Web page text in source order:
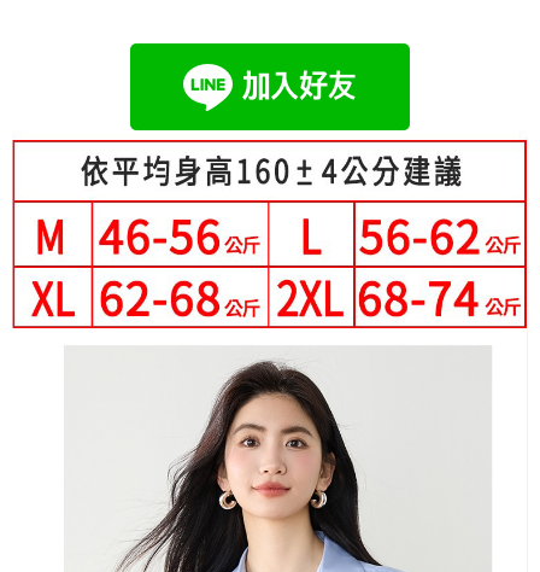
4.訂單成立30分鐘內，如未前往確認交易或遇審核未通過，訂單將自動取
消。如遇「轉專審核」未通過狀況，表示未達大哥付你分期系統評分，恕無
1.分期款項不併入電信帳單，「大哥付你分期」於每月結算日後寄送繳費提
醒簡訊。
2.透過簡訊連結打開帳單後，可選擇「超商條碼／台灣大直營門市／銀行轉
帳／街口支付／iPASS MONEY」等通路繳費。
【注意事項】
1.本服務係由「台灣大哥大股份有限公司」（以下簡稱本公司）所提供，讓
用戶於交易時，得透過本服務購買商品或服務，並由商店將買賣／分期付款
買賣價金債權讓與本公司後，依約使用本公司帳單繳交帳款。
2.基於同意付款使用「大哥付你分期」之契約關係目的，商店將以您的個人
資料（包含姓名、電話或地址）提供予台灣大哥大進項蒐集、處理及利用，
由本公司與您本人進行分期帳單所需資料之確認、核對及更正。
3.完整用戶服務條款，請詳閱以下連結：https://oppay.tw/userRule
１．簡單：不需註冊會員、不需綁卡、不需儲值。
２．便利：只要手機號碼，簡訊認證，即可結帳。
３．安心：先確認商品／服務後，再付款。
【「AFTEE先享後付」結帳流程】
１．於結帳方式選擇「AFTEE先享後付」後，將跳轉至「AFTEE先享後付」
結帳頁面，進行簡訊認證並確認金額後，即可完成結帳。
３．收到繳費通知簡訊後14天內，點擊此簡訊中的連結，可透過四大超商／
ATM／網路銀行／等多元方式進行付款，方視為交易完成。
※ 請注意：結帳手續完成當下不需立刻繳費，但若您需要取消訂單，請聯絡
購買商品的店家。未經商家同意取消之訂單仍視為有效，需透過AFTEE先享
後付繳納相關費用。
※ 交易是否成功請以「AFTEE先享後付 」之結帳頁面顯示為準，若有關於
是否繳費成功／繳費後需取消欲退款等相關疑問，請聯繫「AFTEE先享後付
https://netprotections.freshdesk.com/support/home
１．透過由恩沛科技股份有限公司提供之「AFTEE先享後付」服務完成之交
易，需依本服務之必要範圍內提供個人資料，並將交易相關給付款項請求債
權轉讓予恩沛科技股份有限公司。
２．關於個人資料處理事宜，請瀏覽以下網址：
https://aftee.tw/terms/#terms3
３．未成年的使用者請事先徵得法定代理人或監護人之同意方可使用
「Hami Point」為中華電信所提供之點數服務，可於會員專區綁定中華電信
會員帳號後，即可在購物車使用 Hami Point 折抵消費金額 (1點等於1元)。
運送方式
全家付款取貨
每筆NT$80，滿NT$699(含以上)免運費
付款後全家取貨
每筆NT$80，滿NT$699(含以上)免運費
每筆NT$80，滿NT$699(含以上)免運費
每筆NT$80，滿NT$699(含以上)免運費
每筆NT$80，滿NT$699(含以上)免運費